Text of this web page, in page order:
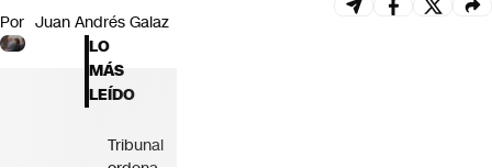
Por Juan Andrés Galaz
LO
MÁS
LEÍDO
Tribunal